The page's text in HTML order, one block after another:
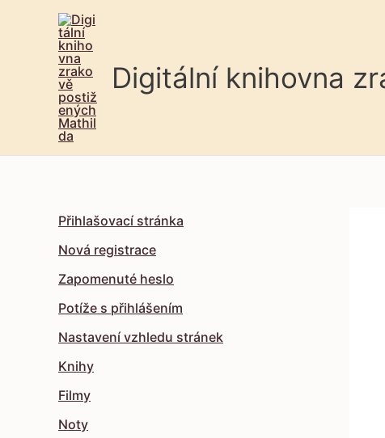
Digitální knihovna
Přihlašovací stránka
Nová registrace
Zapomenuté heslo
Potíže s přihlášením
Nastavení vzhledu stránek
Knihy
Filmy
Noty